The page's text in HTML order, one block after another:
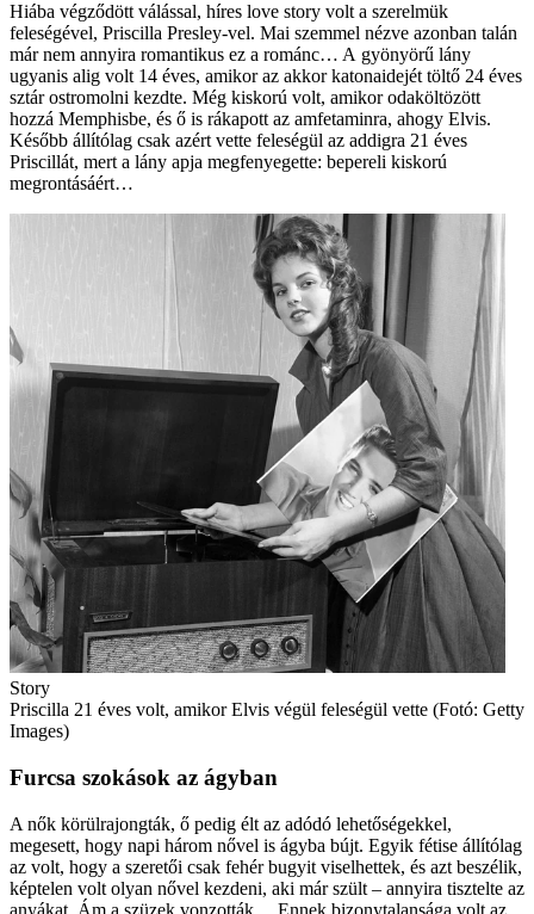
Hiába végződött válással, híres love story volt a szerelmük
feleségével, Priscilla­ Presley-vel. Mai szemmel nézve azonban talán
már nem annyira romantikus ez a románc… A gyönyörű lány
ugyanis alig volt 14 éves, amikor az akkor katonaidejét töltő 24 éves
sztár ostromolni kezdte. Még kiskorú volt, amikor odaköltözött
hozzá Memphis­be, és ő is rákapott az amfetaminra, ahogy Elvis.
Később állítólag csak azért vette feleségül az addigra 21 éves
Priscillát, mert a lány apja meg­fenyegette: bepereli kiskorú
megrontásáért…
Story
Priscilla 21 éves volt, amikor Elvis végül feleségül vette (Fotó: Getty
Images)
Furcsa szokások az ágyban
A nők körülrajongták, ő pedig élt az adódó lehetőségekkel,
megesett, hogy napi három nővel is ágyba bújt. Egyik fétise állítólag
az volt, hogy a szeretői csak fehér bugyit viselhettek, és azt beszélik,
képtelen volt olyan nővel kezdeni, aki már szült – annyira tisztelte az
anyákat. Ám a szüzek vonzották… Ennek bizonytalansága volt az